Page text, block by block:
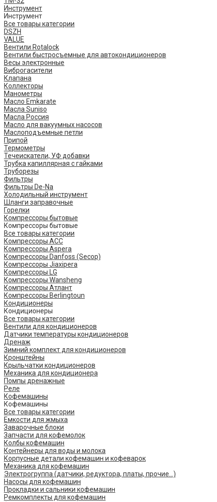
Инструмент
Инструмент
Все товары категории
DSZH
VALUE
Вентили Rotalock
Вентили быстросъемные для автокондиционеров
Весы электронные
Виброгасители
Клапана
Коллекторы
Манометры
Масло Emkarate
Масла Suniso
Масла Россия
Масло для вакуумных насосов
Маслоподъемные петли
Припой
Термометры
Течеискатели, УФ добавки
Трубка капиллярная с гайками
Труборезы
Фильтры
Фильтры De-Na
Холодильный инструмент
Шланги заправочные
Горелки
Компрессоры бытовые
Компрессоры бытовые
Все товары категории
Компрессоры ACC
Компрессоры Aspera
Компрессоры Danfoss (Secop)
Компрессоры Jiaxipera
Компрессоры LG
Компрессоры Wansheng
Компрессоры Атлант
Компрессоры Berlingtoun
Кондиционеры
Кондиционеры
Все товары категории
Вентили для кондиционеров
Датчики температуры кондиционеров
Дренаж
Зимний комплект для кондиционеров
Кронштейны
Крыльчатки кондиционеров
Механика для кондиционера
Помпы дренажные
Реле
Кофемашины
Кофемашины
Все товары категории
Емкости для жмыха
Заварочные блоки
Запчасти для кофемолок
Колбы кофемашин
Контейнеры для воды и молока
Корпусные детали кофемашин и кофеварок
Механика для кофемашин
Электрогруппа (датчики, редуктора, платы, прочие...)
Насосы для кофемашин
Прокладки и сальники кофемашин
Ремкомплекты для кофемашин